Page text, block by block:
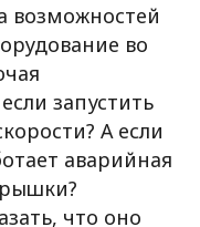
возможностей
во
запустить
А если
аварийная
что оно